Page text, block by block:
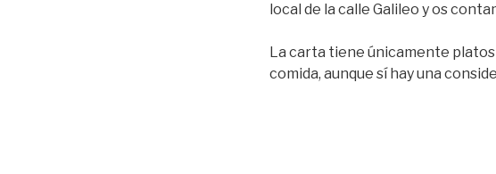
local de la calle Galileo y os
La carta tiene únicamente
comida, aunque sí hay una